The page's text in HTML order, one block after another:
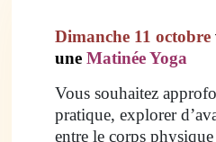
Dimanche 11 octobre
une Matinée Yoga
Vous souhaitez
pratique, explorer
entre le corps physique